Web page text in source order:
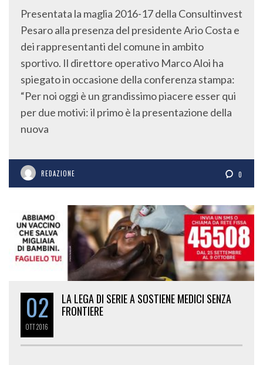
Presentata la maglia 2016-17 della Consultinvest
Pesaro alla presenza del presidente Ario Costa e
dei rappresentanti del comune in ambito
sportivo. Il direttore operativo Marco Aloi ha
spiegato in occasione della conferenza stampa:
“Per noi oggi è un grandissimo piacere esser qui
per due motivi: il primo è la presentazione della
nuova
REDAZIONE 0
02
OTT2016
LA LEGA DI SERIE A SOSTIENE MEDICI SENZA
FRONTIERE